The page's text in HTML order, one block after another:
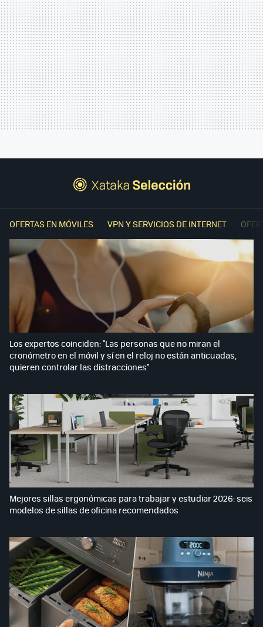
OFERTAS EN MÓVILES VPN Y SERVICIOS DE INTERNET
Los expertos coinciden: "Las personas que no miran el
cronómetro en el móvil y sí en el reloj no están anticuadas,
quieren controlar las distracciones"
Mejores sillas ergonómicas para trabajar y estudiar 2026: seis
modelos de sillas de oficina recomendados